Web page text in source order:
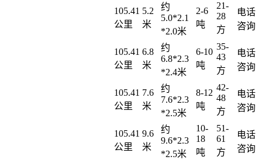
105.41
公里
5.2
米
约
5.0*2.1
*2.0米
2-6
吨
21-
28
方
电话
咨询
105.41
公里
6.8
米
约
6.8*2.3
*2.4米
6-10
吨
35-
43
方
电话
咨询
105.41
公里
7.6
米
约
7.6*2.3
*2.5米
8-12
吨
42-
48
方
电话
咨询
105.41
公里
9.6
米
约
9.6*2.3
*2.5米
10-
18
吨
51-
61
方
电话
咨询